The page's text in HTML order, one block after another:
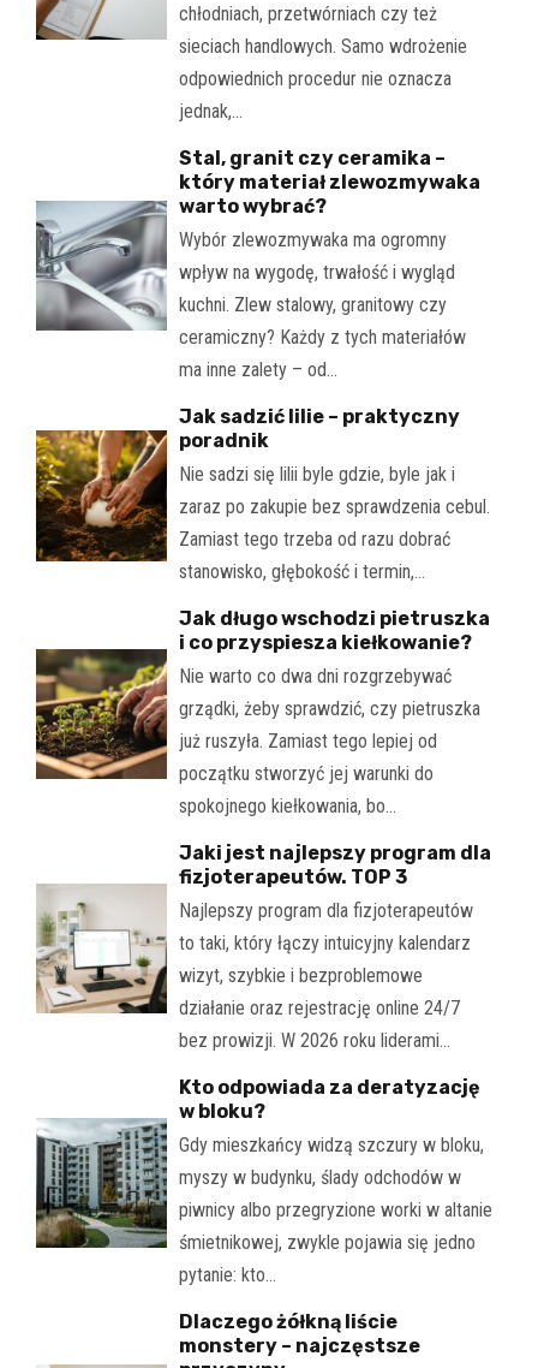
chłodniach, przetwórniach czy też
sieciach handlowych. Samo wdrożenie
odpowiednich procedur nie oznacza
jednak,…
Stal, granit czy ceramika –
który materiał zlewozmywaka
warto wybrać?
Wybór zlewozmywaka ma ogromny
wpływ na wygodę, trwałość i wygląd
kuchni. Zlew stalowy, granitowy czy
ceramiczny? Każdy z tych materiałów
ma inne zalety – od…
Jak sadzić lilie – praktyczny
poradnik
Nie sadzi się lilii byle gdzie, byle jak i
zaraz po zakupie bez sprawdzenia cebul.
Zamiast tego trzeba od razu dobrać
stanowisko, głębokość i termin,…
Jak długo wschodzi pietruszka
i co przyspiesza kiełkowanie?
Nie warto co dwa dni rozgrzebywać
grządki, żeby sprawdzić, czy pietruszka
już ruszyła. Zamiast tego lepiej od
początku stworzyć jej warunki do
spokojnego kiełkowania, bo…
Jaki jest najlepszy program dla
fizjoterapeutów. TOP 3
Najlepszy program dla fizjoterapeutów
to taki, który łączy intuicyjny kalendarz
wizyt, szybkie i bezproblemowe
działanie oraz rejestrację online 24/7
bez prowizji. W 2026 roku liderami…
Kto odpowiada za deratyzację
w bloku?
Gdy mieszkańcy widzą szczury w bloku,
myszy w budynku, ślady odchodów w
piwnicy albo przegryzione worki w altanie
śmietnikowej, zwykle pojawia się jedno
pytanie: kto…
Dlaczego żółkną liście
monstery – najczęstsze